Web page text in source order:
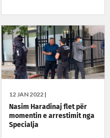
12 JAN 2022 |
Nasim Haradinaj flet për
momentin e arrestimit nga
Specialja